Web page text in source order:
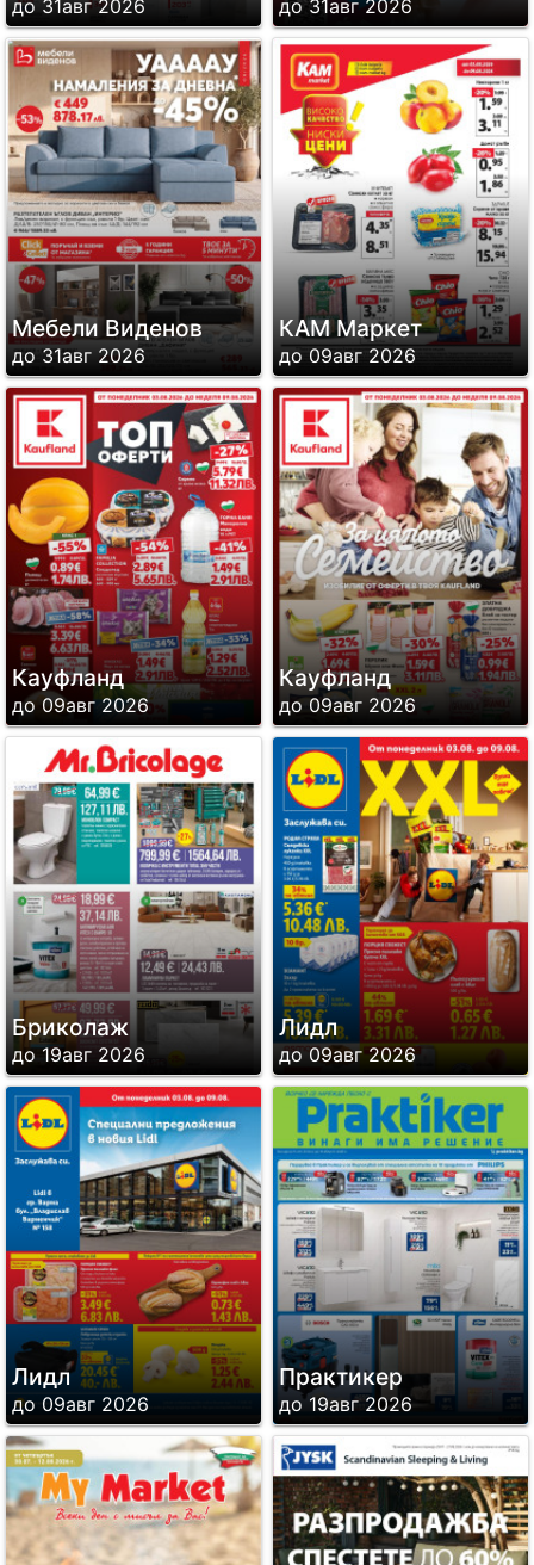
до 31авг 2026 до 31авг 2026
Мебели Виденов
до 31авг 2026
КАМ Маркет
до 09авг 2026
Кауфланд
до 09авг 2026
Кауфланд
до 09авг 2026
Бриколаж
до 19авг 2026
Лидл
до 09авг 2026
Лидл
до 09авг 2026
Практикер
до 19авг 2026